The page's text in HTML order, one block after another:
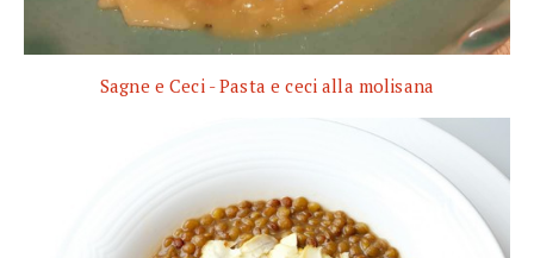
Sagne e Ceci - Pasta e ceci alla molisana